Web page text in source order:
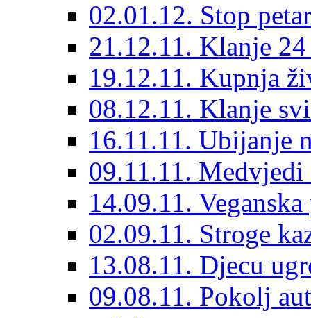
02.01.12. Stop
21.12.11. Klanje
19.12.11. Kupnja
08.12.11. Klanje
16.11.11. Ubijanje
09.11.11. Medvjedi
14.09.11.
02.09.11. Stroge
13.08.11. Djecu
09.08.11. Pokolj